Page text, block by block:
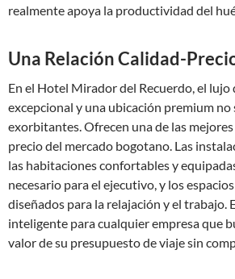
realmente apoya la productividad del
Una Relación Calidad-
En el Hotel Mirador del Recuerdo, el lujo
excepcional y una ubicación premium no
exorbitantes. Ofrecen una de las
precio del mercado bogotano. Las
las habitaciones confortables y
necesario para el ejecutivo, y los
diseñados para la relajación y el trabajo.
inteligente para cualquier empresa que
valor de su presupuesto de viaje sin